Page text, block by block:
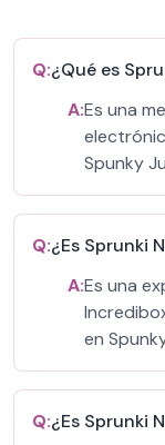
Q:¿Qué es
A:Es una
Spunky
Q:¿Es Sprunki
A:Es una
en
Q:¿Es Sprunki